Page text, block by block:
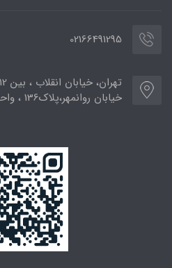
02166491295
خیابان روانمهر،پلاک136 ، واحد1